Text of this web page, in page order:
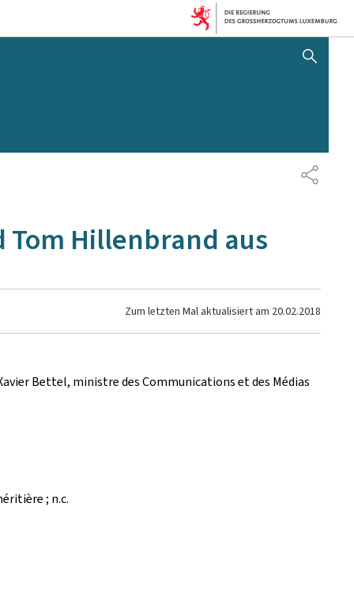
SUCHFLED ANZEIGEN /
TEILEN
Tom Hillenbrand aus
Zum letzten Mal aktualisiert am 20.02.2018
Bettel, ministre des Communications et des Médias
; n.c.